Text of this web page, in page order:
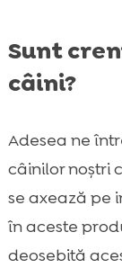
Sunt
câini?
Adesea ne
câinilor noștri
se axează pe
în aceste
deosebită